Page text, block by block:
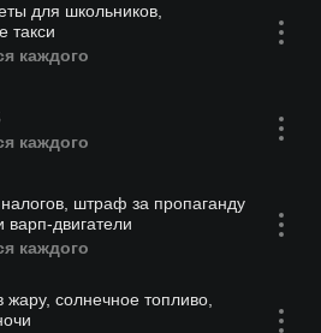
для школьников,
такси
каждого
каждого
штраф за пропаганду
варп-двигатели
каждого
жару, солнечное топливо,